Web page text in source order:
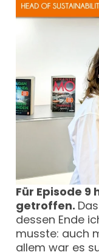
Für Episode 9
getroffen.
dessen Ende
musste: auch
allem war es